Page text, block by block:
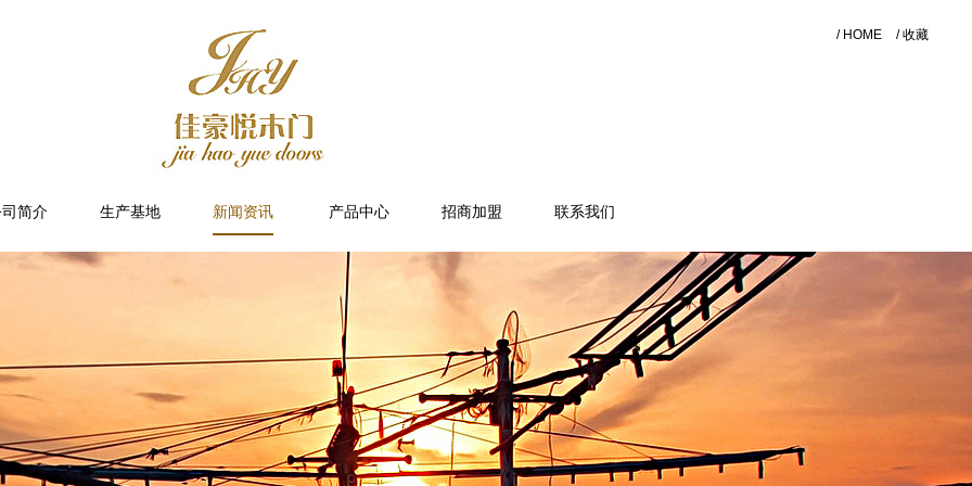
简介 生产基地 新闻资讯 产品中心 招商加盟 联系我们
/ HOME / 收藏